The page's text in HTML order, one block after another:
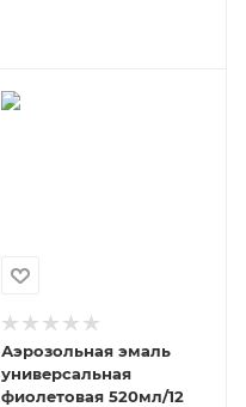
Аэрозольная эмаль
универсальная
фиолетовая 520мл/12